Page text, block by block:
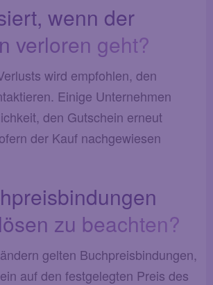
wenn der
verloren geht?
wird empfohlen, den
Einige Unternehmen
den Gutschein erneut
der Kauf nachgewiesen
zu beachten?
gelten Buchpreisbindungen,
auf den festgelegten Preis des